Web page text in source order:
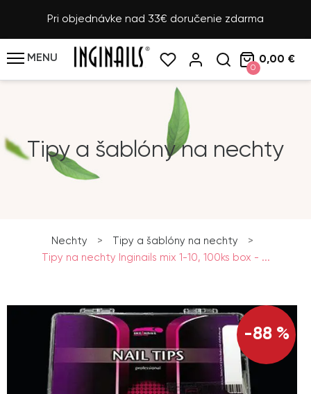
Pri objednávke nad 33€ doručenie zdarma
MENU
0
0,00 €
Tipy a šablóny na nechty
Nechty > Tipy a šablóny na nechty
>
Tipy na nechty Inginails mix 1-10, 100ks box - ...
-88 %